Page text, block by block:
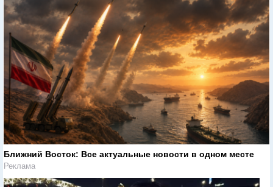
Ближний Восток: Все актуальные новости в одном месте
Реклама